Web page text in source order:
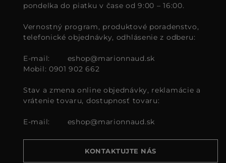
pondelka do piatku v čase od 9:00 – 16:00.
Vernostný program, produktové poradenstvo,
telefonické objednávky, odhlásenie z odberu:
E-mail:
eshop@marionnaud.sk
Mobil: 0901 902 662
Stav a zmena online objednávky, reklamácie a
vrátenie tovaru, dostupnosť tovaru:
E-mail: eshop@marionnaud.sk
KONTAKTUJTE NÁS